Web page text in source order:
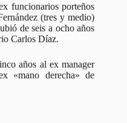
funcionarios porteños
(tres y medio)
de seis a ocho años
Carlos Díaz.
años al ex manager
«mano derecha» de